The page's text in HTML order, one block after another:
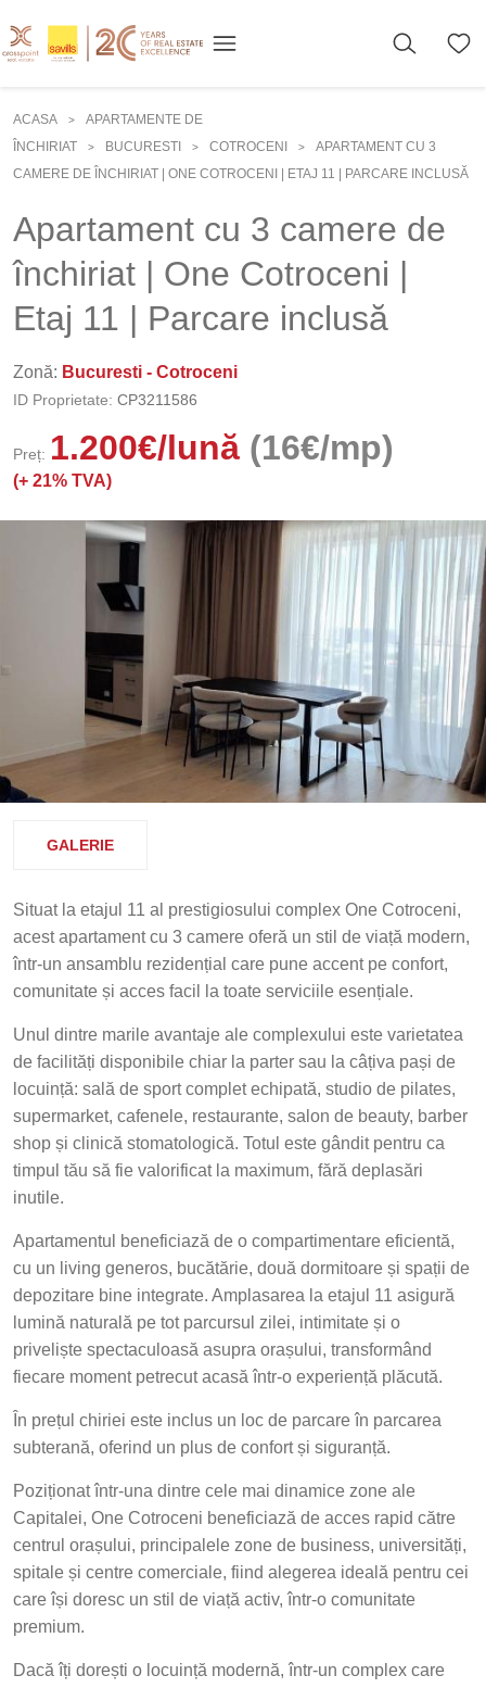
ACASA >
APARTAMENTE DE
ÎNCHIRIAT
> BUCURESTI > COTROCENI >
APARTAMENT CU 3
CAMERE DE ÎNCHIRIAT | ONE COTROCENI | ETAJ 11 | PARCARE INCLUSĂ
Apartament cu 3 camere de
închiriat | One Cotroceni |
Etaj 11 | Parcare inclusă
Zonă: Bucuresti - Cotroceni
ID Proprietate: CP3211586
Preț: 1.200€/lună (16€/mp)
(+ 21% TVA)
GALERIE
Situat la etajul 11 al prestigiosului complex One Cotroceni,
acest apartament cu 3 camere oferă un stil de viață modern,
într-un ansamblu rezidențial care pune accent pe confort,
comunitate și acces facil la toate serviciile esențiale.
Unul dintre marile avantaje ale complexului este varietatea
de facilități disponibile chiar la parter sau la câțiva pași de
locuință: sală de sport complet echipată, studio de pilates,
supermarket, cafenele, restaurante, salon de beauty, barber
shop și clinică stomatologică. Totul este gândit pentru ca
timpul tău să fie valorificat la maximum, fără deplasări
inutile.
Apartamentul beneficiază de o compartimentare eficientă,
cu un living generos, bucătărie, două dormitoare și spații de
depozitare bine integrate. Amplasarea la etajul 11 asigură
lumină naturală pe tot parcursul zilei, intimitate și o
priveliște spectaculoasă asupra orașului, transformând
fiecare moment petrecut acasă într-o experiență plăcută.
În prețul chiriei este inclus un loc de parcare în parcarea
subterană, oferind un plus de confort și siguranță.
Poziționat într-una dintre cele mai dinamice zone ale
Capitalei, One Cotroceni beneficiază de acces rapid către
centrul orașului, principalele zone de business, universități,
spitale și centre comerciale, fiind alegerea ideală pentru cei
care își doresc un stil de viață activ, într-o comunitate
premium.
Dacă îți dorești o locuință modernă, într-un complex care